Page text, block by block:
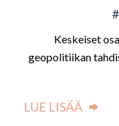
Keskeiset
geopolitiikan
LUE LISÄÄ